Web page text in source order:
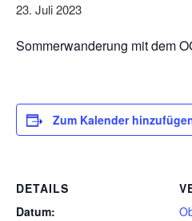
23. Juli 2023
Sommerwanderung mit dem
Zum Kalender
DETAILS
Datum: